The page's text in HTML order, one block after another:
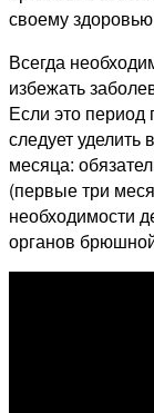
своему
Всегда
избежать
Если это период
следует
месяца:
(первые три
необходимости
органов